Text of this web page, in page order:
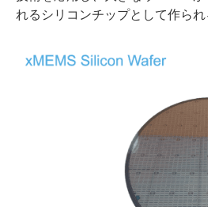
れるシリコンチップとして作られ